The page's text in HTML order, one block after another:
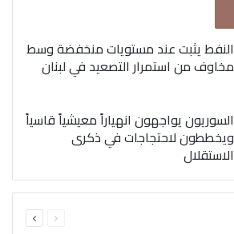
النفط يثبت عند مستويات منخفضة وسط
مخاوف من استمرار التصعيد في لبنان
السوريون يواجهون انهياراً معيشياً قاسياً
ويخططون لاحتجاجات في ذكرى
الاستقلال
الصفحةالصفحة